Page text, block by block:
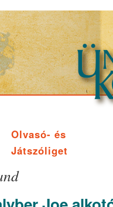
Olvasó- és
Játszóliget